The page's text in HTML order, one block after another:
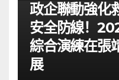
政企聯動強化
安全防線！
綜合演練在張
展